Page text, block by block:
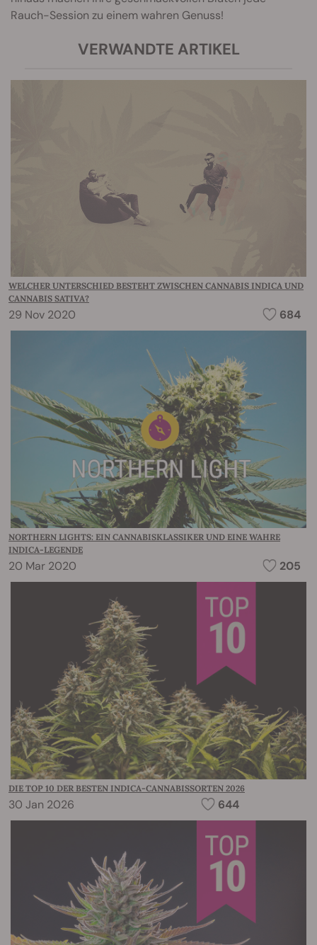
Rauch-Session zu einem wahren Genuss!
VERWANDTE ARTIKEL
WELCHER UNTERSCHIED BESTEHT ZWISCHEN CANNABIS INDICA UND
CANNABIS SATIVA?
29 Nov 2020 684
NORTHERN LIGHTS: EIN CANNABISKLASSIKER UND EINE WAHRE
INDICA-LEGENDE
20 Mar 2020 205
DIE TOP 10 DER BESTEN INDICA-CANNABISSORTEN 2026
30 Jan 2026 644